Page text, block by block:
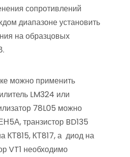
сопротивлений
диапазоне установить
на образцовых
можно применить
LM324 или
78L05 можно
транзистор BD135
КТ815, КТ817, а диод на
VT1 необходимо